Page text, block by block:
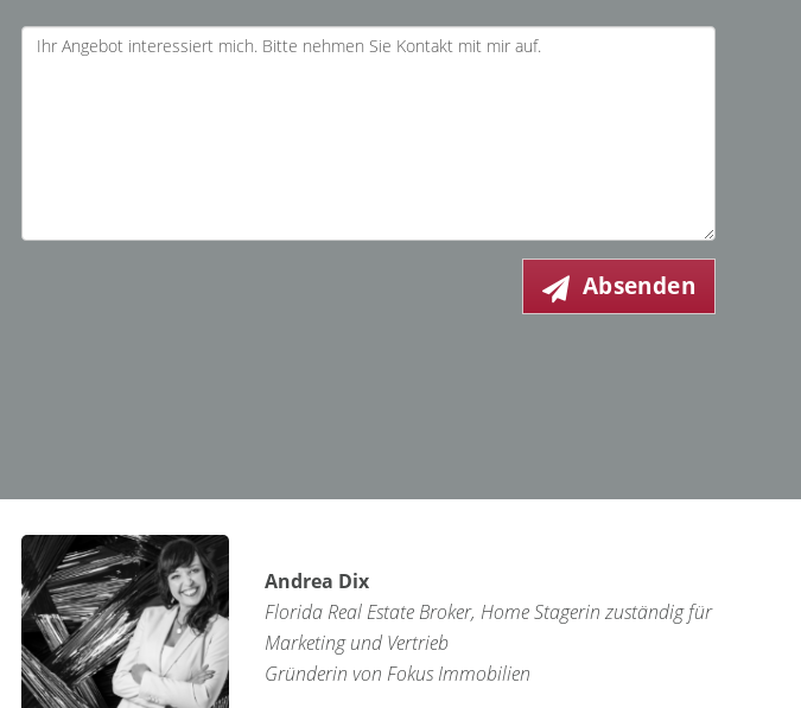
Absenden
Andrea Dix
Florida Real Estate Broker, Home Stagerin zuständig für
Marketing und Vertrieb
Gründerin von Fokus Immobilien